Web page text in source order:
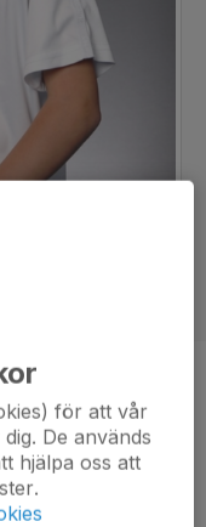
för att vår
De används
hjälpa oss att